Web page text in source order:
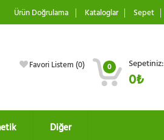
Ürün Doğrulama Kataloglar Sepet
Favori Listem (0) 0 Sepetiniz:
0₺
Diğer